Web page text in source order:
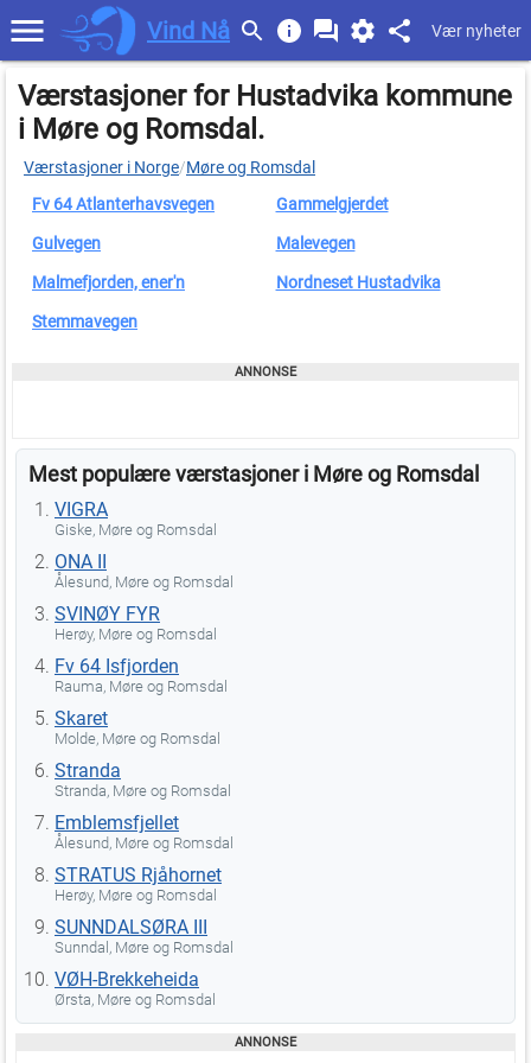
Vind Nå Vær nyheter
Værstasjoner for Hustadvika kommune
i Møre og Romsdal.
Værstasjoner i Norge/Møre og Romsdal
Fv 64 Atlanterhavsvegen
Gammelgjerdet
Gulvegen Malevegen
Malmefjorden, ener'n Nordneset Hustadvika
Stemmavegen
Mest populære værstasjoner i Møre og Romsdal
VIGRA
Giske, Møre og Romsdal
ONA II
Ålesund, Møre og Romsdal
SVINØY FYR
Herøy, Møre og Romsdal
Fv 64 Isfjorden
Rauma, Møre og Romsdal
Skaret
Molde, Møre og Romsdal
Stranda
Stranda, Møre og Romsdal
Emblemsfjellet
Ålesund, Møre og Romsdal
STRATUS Rjåhornet
Herøy, Møre og Romsdal
SUNNDALSØRA III
Sunndal, Møre og Romsdal
VØH-Brekkeheida
Ørsta, Møre og Romsdal